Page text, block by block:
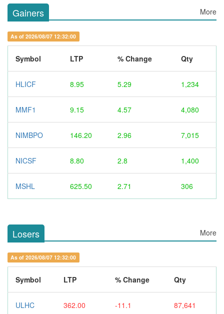
Gainers More
As of 2026/08/07 12:32:00
Symbol LTP % Change Qty
HLICF 8.95 5.29 1,234
MMF1 9.15 4.57 4,080
NIMBPO 146.20 2.96 7,015
NICSF 8.80 2.8 1,400
MSHL 625.50 2.71 306
Losers More
As of 2026/08/07 12:32:00
Symbol LTP % Change Qty
ULHC 362.00 -11.1 87,641